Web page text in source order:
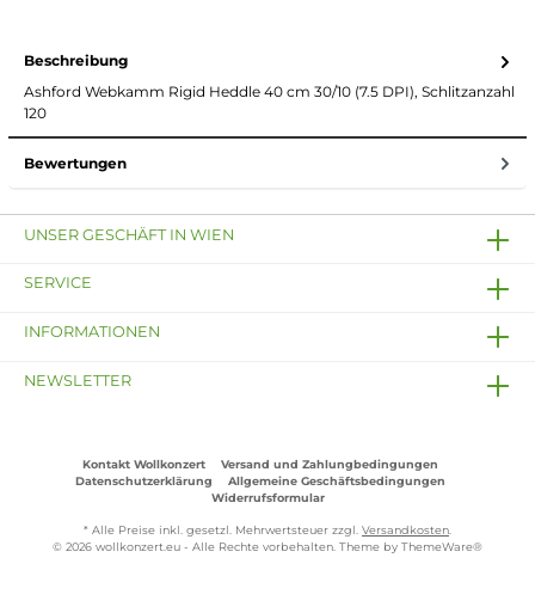
Beschreibung
Ashford Webkamm Rigid Heddle 40 cm 30/10 (7.5 DPI), Schlitzanzahl
120
Bewertungen
UNSER GESCHÄFT IN WIEN
SERVICE
INFORMATIONEN
NEWSLETTER
Kontakt Wollkonzert
Versand und Zahlungbedingungen
Datenschutzerklärung
Allgemeine Geschäftsbedingungen
Widerrufsformular
* Alle Preise inkl. gesetzl. Mehrwertsteuer zzgl. Versandkosten
© 2026 wollkonzert.eu - Alle Rechte vorbehalten. Theme by ThemeWare®